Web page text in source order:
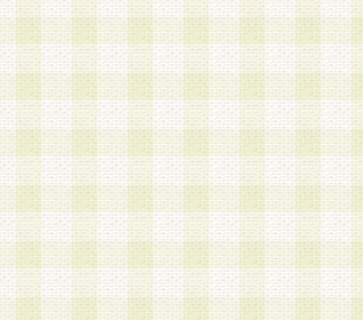
画 面」において、当社が指定する必要事項を入
を行うものとします。当社は、会員登録を承認し
会員として本サービスを 受けるためのログイン
を付与します。
3.会員は、会員登録の際に申告する登録情報の全
いかなる虚偽の申告をも行ってはならないものと
4.会員は、複数のログインＩＤおよびパスワード
いものとします。
第4条 ログインIDおよびパスワードの管理
1.会員は、会員登録後、本サイト内にて本サービ
加する際には、前条に基づき当社から付与された
スワードを使用するものとします。
2.登録の際に当社が付与したログインIDおよびパ